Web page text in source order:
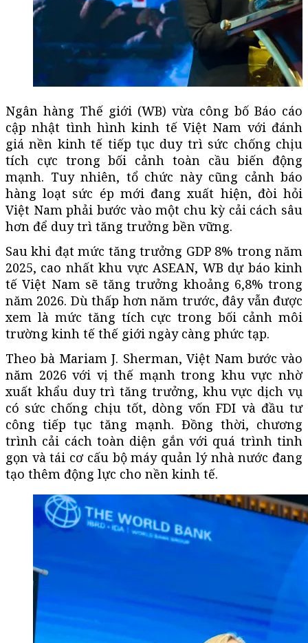
Ngân hàng Thế giới (WB) vừa công bố Báo cáo
cập nhật tình hình kinh tế Việt Nam với đánh
giá nền kinh tế tiếp tục duy trì sức chống chịu
tích cực trong bối cảnh toàn cầu biến động
mạnh. Tuy nhiên, tổ chức này cũng cảnh báo
hàng loạt sức ép mới đang xuất hiện, đòi hỏi
Việt Nam phải bước vào một chu kỳ cải cách sâu
hơn để duy trì tăng trưởng bền vững.
Sau khi đạt mức tăng trưởng GDP 8% trong năm
2025, cao nhất khu vực ASEAN, WB dự báo kinh
tế Việt Nam sẽ tăng trưởng khoảng 6,8% trong
năm 2026. Dù thấp hơn năm trước, đây vẫn được
xem là mức tăng tích cực trong bối cảnh môi
trường kinh tế thế giới ngày càng phức tạp.
Theo bà Mariam J. Sherman, Việt Nam bước vào
năm 2026 với vị thế mạnh trong khu vực nhờ
xuất khẩu duy trì tăng trưởng, khu vực dịch vụ
có sức chống chịu tốt, dòng vốn FDI và đầu tư
công tiếp tục tăng mạnh. Đồng thời, chương
trình cải cách toàn diện gắn với quá trình tinh
gọn và tái cơ cấu bộ máy quản lý nhà nước đang
tạo thêm động lực cho nền kinh tế.